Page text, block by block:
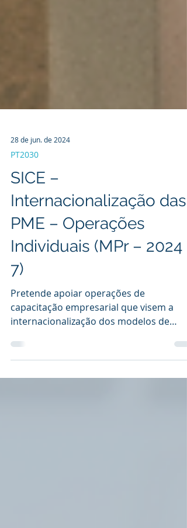
PT2030
SICE –
Internacionalização das
PME – Operações
Individuais (MPr – 2024 –
7)
Pretende apoiar operações de
internacionalização dos modelos de
negócio mais avançadas.